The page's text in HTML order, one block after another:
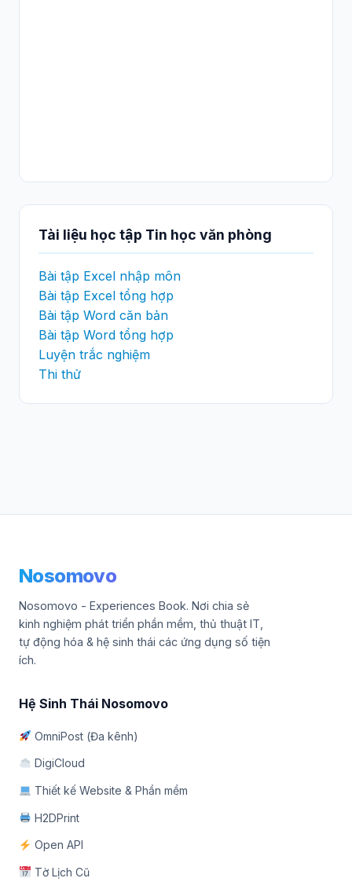
Tài liệu học tập Tin học văn phòng
Bài tập Excel nhập môn
Bài tập Excel tổng hợp
Bài tập Word căn bản
Bài tập Word tổng hợp
Luyện trắc nghiệm
Thi thử
Nosomovo
Nosomovo - Experiences Book. Nơi chia sẻ
kinh nghiệm phát triển phần mềm, thủ thuật IT,
tự động hóa & hệ sinh thái các ứng dụng số tiện
ích.
Hệ Sinh Thái Nosomovo
OmniPost (Đa kênh)
DigiCloud
Thiết kế Website & Phần mềm
H2DPrint
Open API
Tờ Lịch Cũ